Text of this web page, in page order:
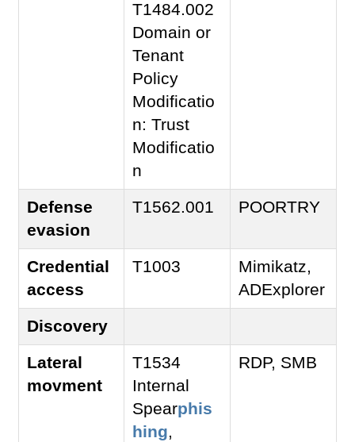
T1484.002
Domain or
Tenant
Policy
Modificatio
n: Trust
Modificatio
n
Defense
evasion
T1562.001 POORTRY
Credential
access
T1003
Mimikatz,
ADExplorer
Discovery
Lateral
movment
T1534
Internal
Spearphis
hing,
RDP, SMB